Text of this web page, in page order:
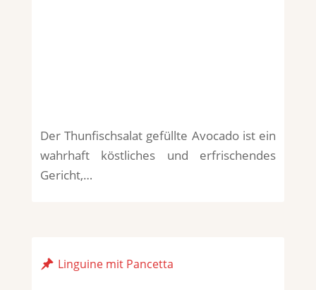
Der Thunfischsalat gefüllte Avocado ist ein
wahrhaft köstliches und erfrischendes
Gericht,…
Linguine mit Pancetta